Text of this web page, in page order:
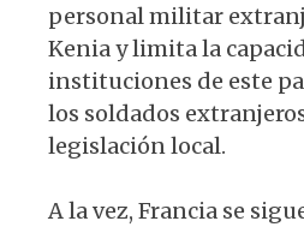
personal militar
Kenia y limita la
instituciones de este
los soldados
legislación local.
A la vez, Francia se